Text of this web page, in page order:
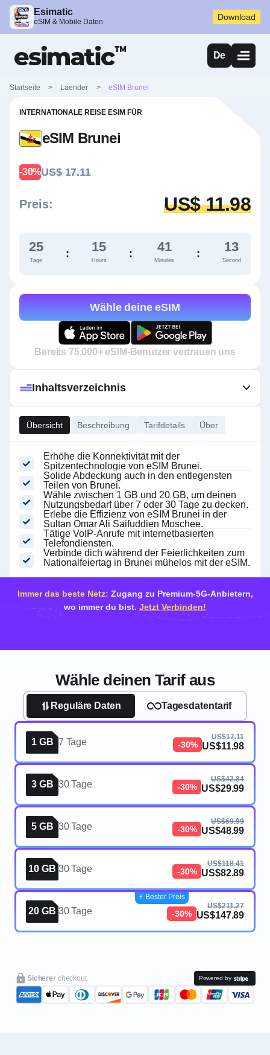
Esimatic
eSIM & Mobile Daten Download
De
Startseite > Laender > eSIM Brunei
INTERNATIONALE REISE ESIM FÜR
eSIM Brunei
-30%US$ 17.11
Preis: US$ 11.98
25
Tage
: 15
Hours
: 41
Minutes
: 12
Second
Wähle deine eSIM
Bereits 75.000+ eSIM-Benutzer vertrauen uns
Übersicht Beschreibung Tarifdetails Über
Erhöhe die Konnektivität mit der
Spitzentechnologie von eSIM Brunei.
Solide Abdeckung auch in den entlegensten
Teilen von Brunei.
Wähle zwischen 1 GB und 20 GB, um deinen
Nutzungsbedarf über 7 oder 30 Tage zu decken.
Erlebe die Effizienz von eSIM Brunei in der
Sultan Omar Ali Saifuddien Moschee.
Tätige VoIP-Anrufe mit internetbasierten
Telefondiensten.
Verbinde dich während der Feierlichkeiten zum
Nationalfeiertag in Brunei mühelos mit der eSIM.
Inhaltsverzeichnis
Immer das beste Netz: Zugang zu Premium-5G-Anbietern,
wo immer du bist. Jetzt Verbinden!
Wähle deinen Tarif aus
Reguläre Daten Tagesdatentarif
1 GB 7 Tage -30%
US$17.11
US$11.98
3 GB 30 Tage -30%
US$42.84
US$29.99
5 GB 30 Tage -30%
US$69.99
US$48.99
10 GB 30 Tage -30%
US$118.41
US$82.89
20 GB 30 Tage -30%
US$211.27
US$147.89
⚡️ Bester Preis
Sicherer checkout Powered by